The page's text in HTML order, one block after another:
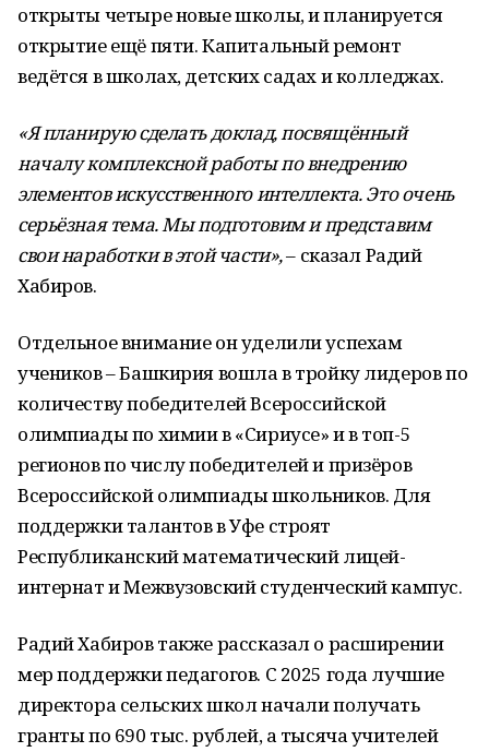
открыты четыре новые школы, и планируется
открытие ещё пяти. Капитальный ремонт
ведётся в школах, детских садах и колледжах.
«Я планирую сделать доклад, посвящённый
началу комплексной работы по внедрению
элементов искусственного интеллекта. Это очень
серьёзная тема. Мы подготовим и представим
свои наработки в этой части»,– сказал Радий
Хабиров.
Отдельное внимание он уделили успехам
учеников – Башкирия вошла в тройку лидеров по
количеству победителей Всероссийской
олимпиады по химии в «Сириусе» и в топ-5
регионов по числу победителей и призёров
Всероссийской олимпиады школьников. Для
поддержки талантов в Уфе строят
Республиканский математический лицей-
интернат и Межвузовский студенческий кампус.
Радий Хабиров также рассказал о расширении
мер поддержки педагогов. С 2025 года лучшие
директора сельских школ начали получать
гранты по 690 тыс. рублей, а тысяча учителей